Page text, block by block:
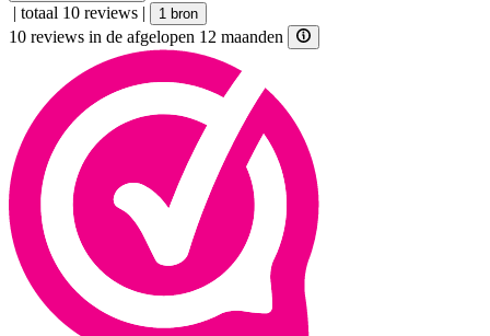
| totaal 10 reviews | 1 bron
10 reviews in de afgelopen 12 maanden